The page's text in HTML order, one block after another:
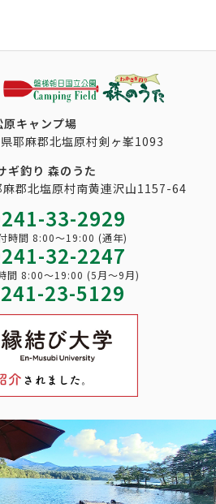
原キャンプ場
耶麻郡北塩原村剣ヶ峯1093
ギ釣り 森のうた
郡北塩原村南黄連沢山1157-64
33-2929
時間 8:00～19:00 (通年)
32-2247
間 8:00～19:00 (5月～9月)
23-5129